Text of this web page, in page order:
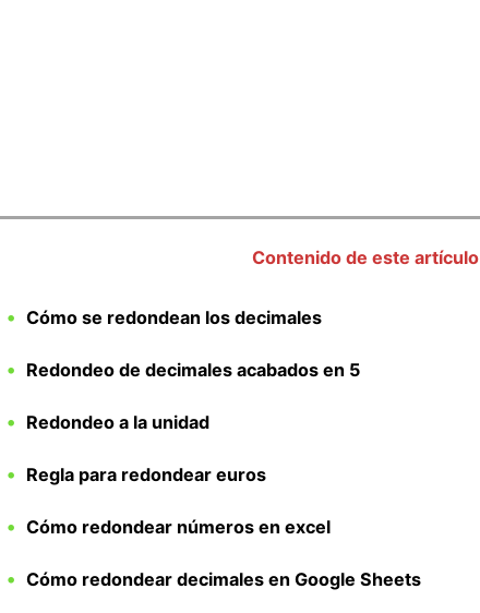
Contenido de este artículo
Cómo se redondean los decimales
Redondeo de decimales acabados en 5
Redondeo a la unidad
Regla para redondear euros
Cómo redondear números en excel
Cómo redondear decimales en Google Sheets